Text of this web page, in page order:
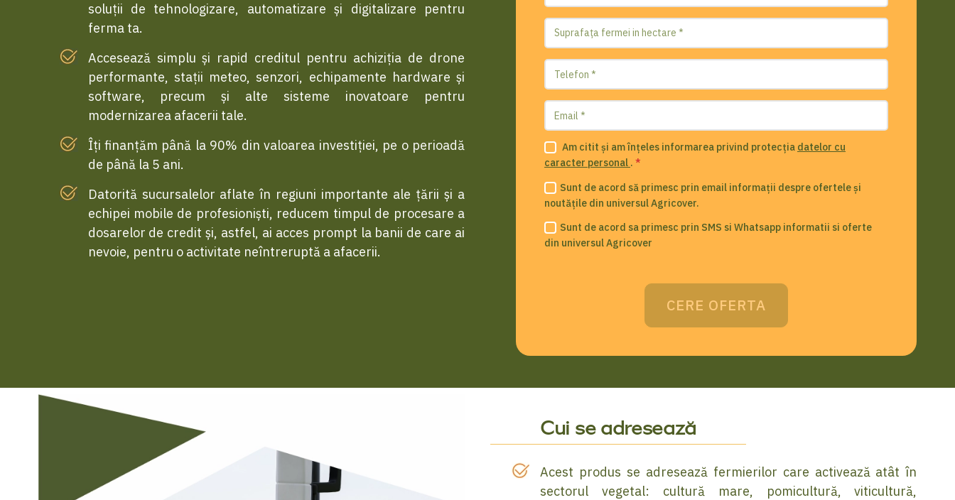
soluții de tehnologizare, automatizare și digitalizare pentru
ferma ta.
Accesează simplu și rapid creditul pentru achiziția de drone
performante, stații meteo, senzori, echipamente hardware și
software, precum și alte sisteme inovatoare pentru
modernizarea afacerii tale.
Îți finanțăm până la 90% din valoarea investiției, pe o perioadă
de până la 5 ani.
Datorită sucursalelor aflate în regiuni importante ale țării și a
echipei mobile de profesioniști, reducem timpul de procesare a
dosarelor de credit și, astfel, ai acces prompt la banii de care ai
nevoie, pentru o activitate neîntreruptă a afacerii.
Am citit și am înțeles informarea privind protecția datelor cu
caracter personal . *
Sunt de acord să primesc prin email informații despre ofertele și
noutățile din universul Agricover.
Sunt de acord sa primesc prin SMS si Whatsapp informatii si oferte
din universul Agricover
CERE OFERTA
Cui se adresează
Acest produs se adresează fermierilor care activează atât în
sectorul vegetal: cultură mare, pomicultură, viticultură,